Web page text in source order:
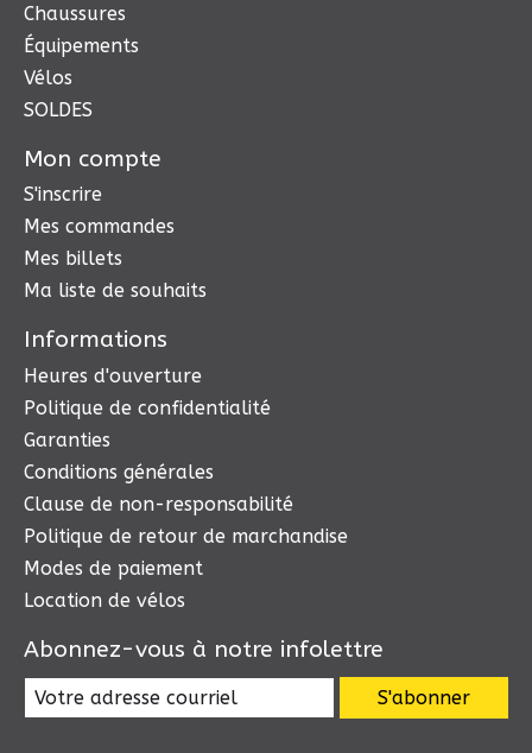
Chaussures
Équipements
Vélos
SOLDES
Mon compte
S'inscrire
Mes commandes
Mes billets
Ma liste de souhaits
Informations
Heures d'ouverture
Politique de confidentialité
Garanties
Conditions générales
Clause de non-responsabilité
Politique de retour de marchandise
Modes de paiement
Location de vélos
Abonnez-vous à notre infolettre
S'abonner